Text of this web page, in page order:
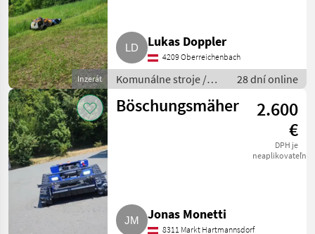
Inzerát
Lukas Doppler
4209 Oberreichenbach
Komunálne stroje /
Spádová kosačka
28 dní online
Böschungsmäher
2.600
€
DPH je
neaplikovateľné
Jonas Monetti
8311 Markt Hartmannsdorf